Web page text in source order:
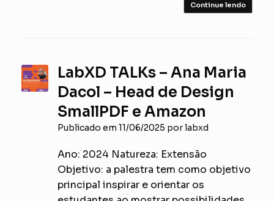
Continue lendo
LabXD TALKs – Ana Maria
Dacol – Head de Design
SmallPDF e Amazon
Publicado em 11/06/2025 porlabxd
Ano: 2024 Natureza: Extensão
Objetivo: a palestra tem como objetivo
principal inspirar e orientar os